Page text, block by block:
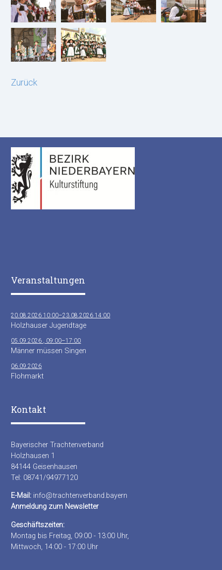
Zurück
Veranstaltungen
20.08.2026 10:00–23.08.2026 14:00
Holzhauser Jugendtage
05.09.2026 , 09:00–17:00
Männer müssen Singen
06.09.2026
Flohmarkt
Kontakt
Bayerischer Trachtenverband
Holzhausen 1
84144 Geisenhausen
Tel: 08741/94977120
E-Mail: info@trachtenverband.bayern
Anmeldung zum Newsletter
Geschäftszeiten:
Montag bis Freitag, 09:00 - 13:00 Uhr,
Mittwoch, 14:00 - 17:00 Uhr